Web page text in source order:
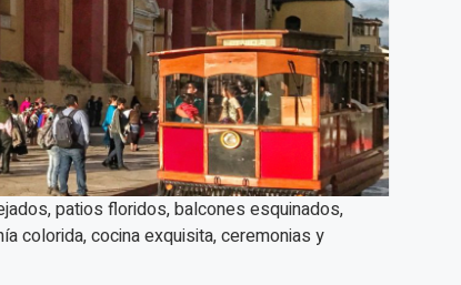
patios floridos, balcones esquinados,
colorida, cocina exquisita, ceremonias y